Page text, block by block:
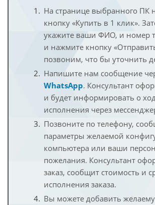
На странице выбранного ПК
кнопку «Купить в 1 клик».
укажите ваши ФИО, и номер
и нажмите кнопку
позвоним, что бы уточнить
Напишите нам сообщение
WhatsApp. Консультант
и будет информировать о
исполнения через
Позвоните по телефону,
параметры желаемой
компьютера или ваши
пожелания. Консультант
заказ, сообщит стоимость и
исполнения заказа.
Вы можете добавить